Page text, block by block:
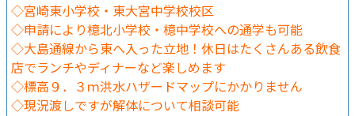
◇宮崎東小学校・東大宮中学校校区
◇申請により檍北小学校・檍中学校への通学も可能
◇大島通線から東へ入った立地！休日はたくさんある飲食
店でランチやディナーなど楽しめます
◇標高９．３ｍ洪水ハザードマップにかかりません
◇現況渡しですが解体について相談可能